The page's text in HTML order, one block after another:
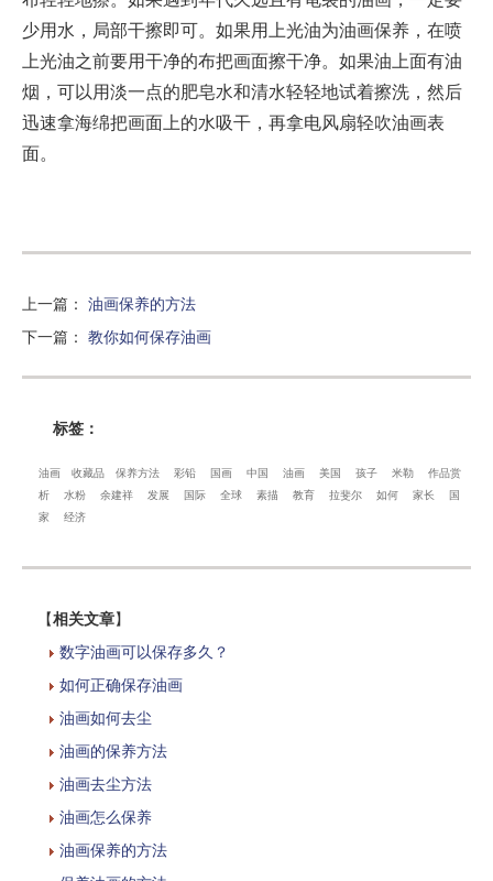
少用水，局部干擦即可。如果用上光油为油画保养，在喷
上光油之前要用干净的布把画面擦干净。如果油上面有油
烟，可以用淡一点的肥皂水和清水轻轻地试着擦洗，然后
迅速拿海绵把画面上的水吸干，再拿电风扇轻吹油画表
面。
上一篇 ： 油画保养的方法
下一篇 ： 教你如何保存油画
标签：
油画 收藏品 保养方法 彩铅 国画 中国 油画 美国 孩子 米勒
作品赏
析
水粉 余建祥 发展 国际 全球 素描 教育 拉斐尔 如何 家长
国
家
经济
【相关文章】
数字油画可以保存多久？
如何正确保存油画
油画如何去尘
油画的保养方法
油画去尘方法
油画怎么保养
油画保养的方法